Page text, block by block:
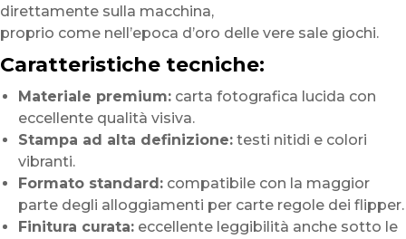
direttamente sulla macchina,
proprio come nell’epoca d’oro delle vere sale giochi.
Caratteristiche tecniche:
Materiale premium: carta fotografica lucida con
eccellente qualità visiva.
Stampa ad alta definizione: testi nitidi e colori
vibranti.
Formato standard: compatibile con la maggior
parte degli alloggiamenti per carte regole dei flipper.
Finitura curata: eccellente leggibilità anche sotto le